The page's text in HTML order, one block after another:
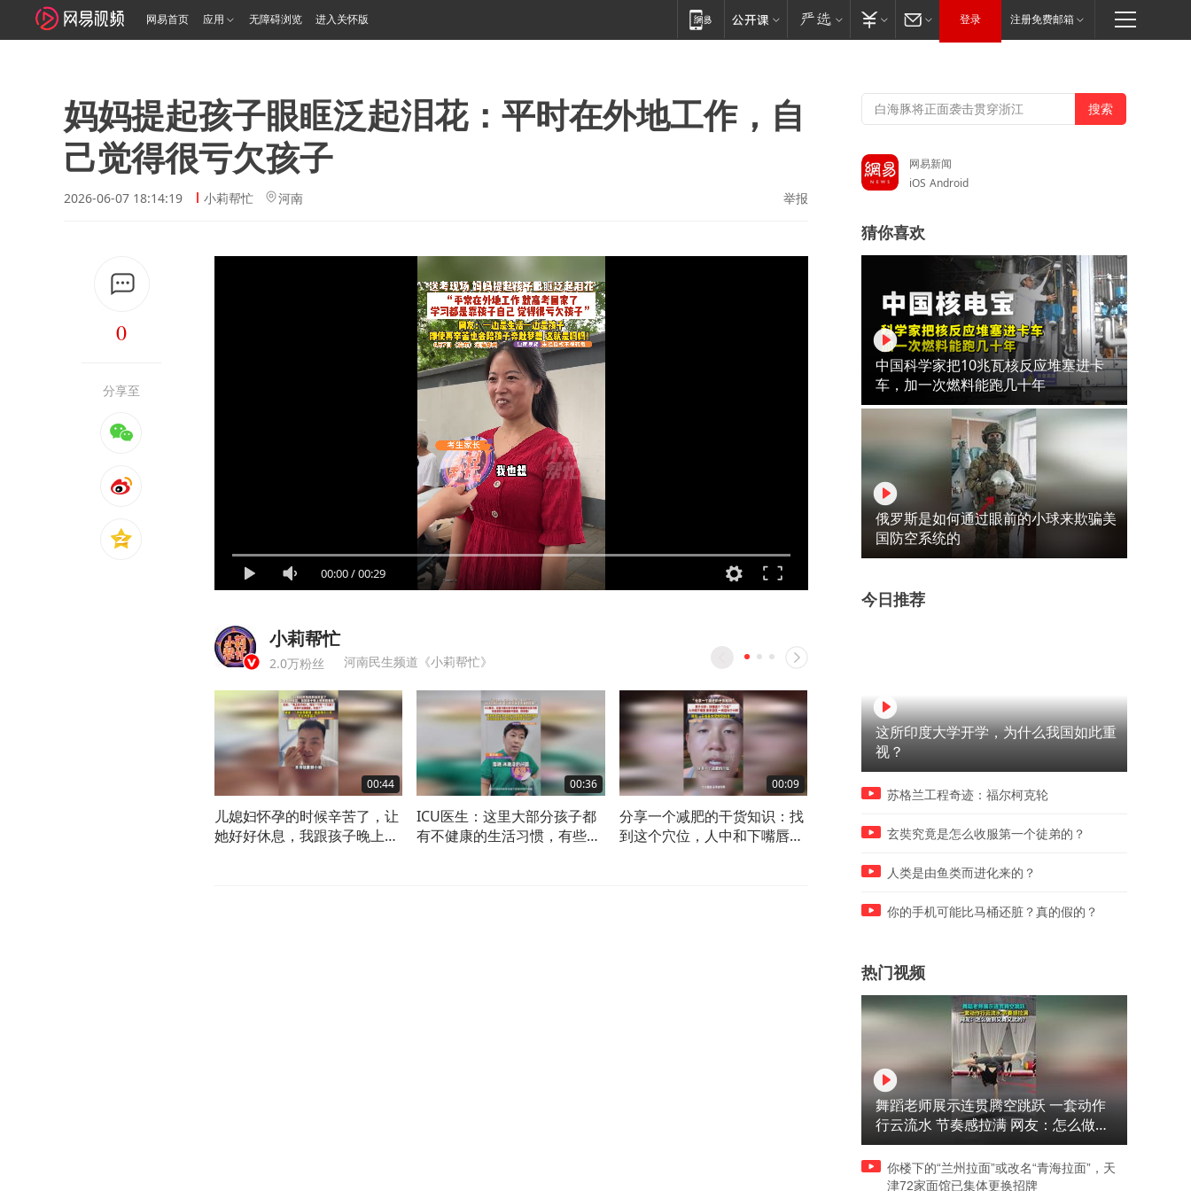
网易首页 应用 无障碍浏览 进入关怀版 登录 注册免费邮箱
妈妈提起孩子眼眶泛起泪花：平时在外地工作，自
己觉得很亏欠孩子
2026-06-07 18:14:19 小莉帮忙 河南 举报
0
分享至
00:00/00:29
小莉帮忙
2.0万粉丝 河南民生频道《小莉帮忙》
00:44
儿媳妇怀孕的时候辛苦了，让
她好好休息，我跟孩子晚上照
00:36
ICU医生：这里大部分孩子都
有不健康的生活习惯，有些想
00:09
分享一个减肥的干货知识：找
到这个穴位，人中和下嘴唇，
游戏7万多元，家长提出建
后又全身血液感染，如果可
命
网易新闻
iOS Android
猜你喜欢
中国科学家把10兆瓦核反应堆塞进卡
车，加一次燃料能跑几十年
俄罗斯是如何通过眼前的小球来欺骗美
国防空系统的
今日推荐
这所印度大学开学，为什么我国如此重
视？
苏格兰工程奇迹：福尔柯克轮
玄奘究竟是怎么收服第一个徒弟的？
人类是由鱼类而进化来的？
你的手机可能比马桶还脏？真的假的？
热门视频
舞蹈老师展示连贯腾空跳跃 一套动作
行云流水 节奏感拉满 网友：怎么做到
又舞又武的？
你楼下的“兰州拉面”或改名“青海拉面”，天
津72家面馆已集体更换招牌